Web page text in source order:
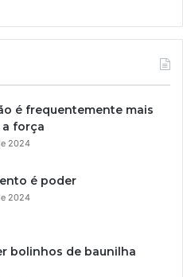
é frequentemente mais
a força
2024
é poder
2024
bolinhos de baunilha